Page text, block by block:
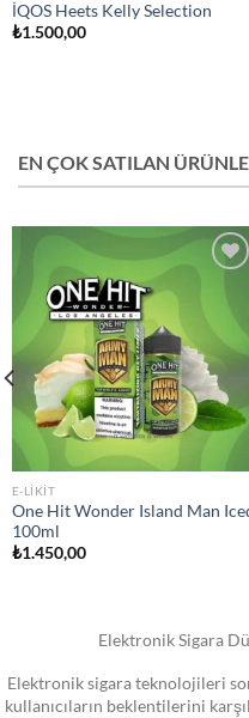
İQOS Heets Kelly Selection
₺1.500,00
EN ÇOK SATILAN
wishlist
E-LIKIT
One Hit Wonder Island Man
100ml
₺1.450,00
Elektronik Sigara
Elektronik sigara teknolojileri
kullanıcıların beklentilerini